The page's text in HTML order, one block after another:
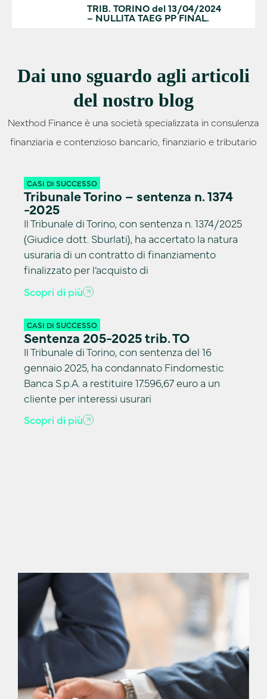
TRIB. TORINO del 13/04/2024
– NULLITA TAEG PP FINAL.
Dai uno sguardo agli articoli
del nostro blog
Nexthod Finance è una società specializzata in consulenza
finanziaria e contenzioso bancario, finanziario e tributario
CASI DI SUCCESSO
Tribunale Torino – sentenza n. 1374
-2025
Il Tribunale di Torino, con sentenza n. 1374/2025
(Giudice dott. Sburlati), ha accertato la natura
usuraria di un contratto di finanziamento
finalizzato per l’acquisto di
Scopri di più
CASI DI SUCCESSO
Sentenza 205-2025 trib. TO
Il Tribunale di Torino, con sentenza del 16
gennaio 2025, ha condannato Findomestic
Banca S.p.A. a restituire 17.596,67 euro a un
cliente per interessi usurari
Scopri di più